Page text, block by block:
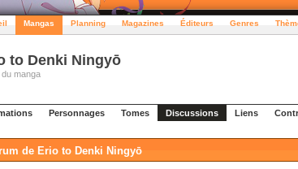
Mangas Planning Magazines Éditeurs Genres
to Denki Ningyō
du manga
Personnages Tomes Discussions Liens
de Erio to Denki Ningyō